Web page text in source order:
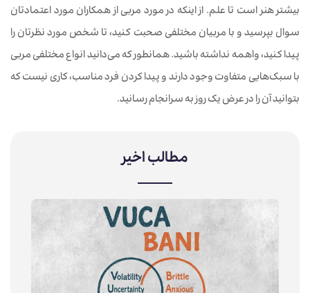
مطالب اخیر
بیشترهنراست تا علم. ازاینکه درمورد مربیازهمکاران مورداعتمادتان
سوال بپرسیدوبا مربیان مختلفی صحبت کنید، تا شخص موردنظرتانرا
پیداکنید،واهمه نداشتهباشید. همانطورکهمی‌دانیدانواعمختلفیمربی
باسبک‌هایی متفاوتوجوددارندوپیدا کردن فردمناسب،کاری نیستکه
بتوانید آن رادرعرضیکروزبهسرانجام رسانید.